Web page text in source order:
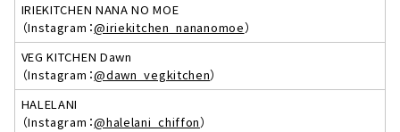
IRIEKITCHEN NANA NO MOE
（Instagram：@iriekitchen_nananomoe）
VEG KITCHEN Dawn
（Instagram：@dawn_vegkitchen）
HALELANI
（Instagram：@halelani_chiffon）